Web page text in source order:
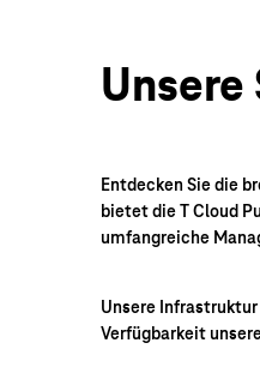
Entdecken Sie die
bietet die T Cloud
umfangreiche
Unsere
Verfügbarkeit